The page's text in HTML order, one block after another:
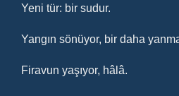
Yeni tür: bir sudur.
Yangın sönüyor, bir daha
Firavun yaşıyor, hâlâ.